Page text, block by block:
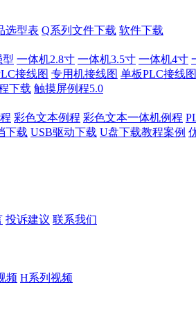
选型表 Q系列文件下载 软件下载
型 一体机2.8寸 一体机3.5寸 一体机4寸
接线图 专用机接线图 单板PLC接线图
下载 触摸屏例程5.0
彩色文本例程 彩色文本一体机例程
下载 USB驱动下载 U盘下载教程案例
投诉建议 联系我们
频 H系列视频